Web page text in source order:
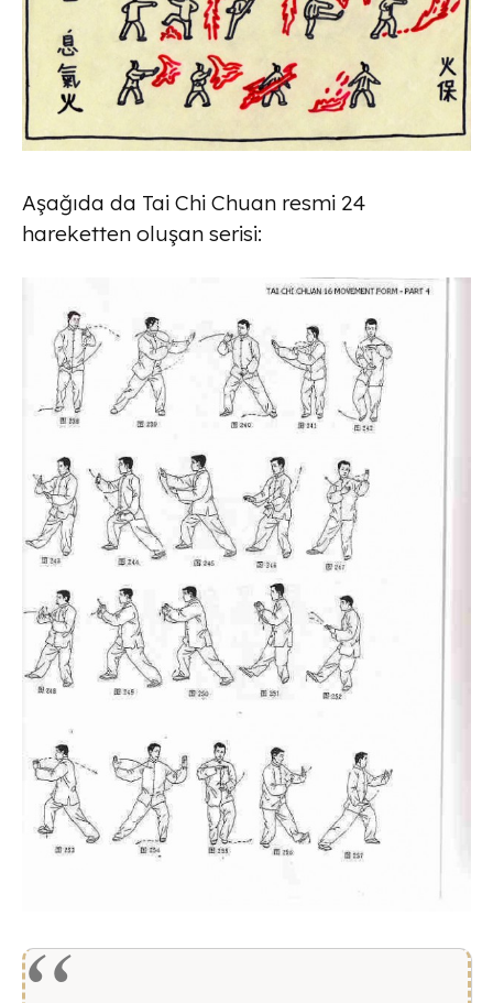
Aşağıda da Tai Chi Chuan resmi 24
hareketten oluşan serisi: